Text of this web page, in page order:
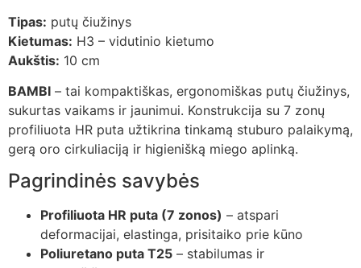
Tipas: putų čiužinys
Kietumas: H3 – vidutinio kietumo
Aukštis: 10 cm
BAMBI – tai kompaktiškas, ergonomiškas putų čiužinys,
sukurtas vaikams ir jaunimui. Konstrukcija su 7 zonų
profiliuota HR puta užtikrina tinkamą stuburo palaikymą,
gerą oro cirkuliaciją ir higienišką miego aplinką.
Pagrindinės savybės
Profiliuota HR puta (7 zonos) – atspari
deformacijai, elastinga, prisitaiko prie kūno
Poliuretano puta T25 – stabilumas ir